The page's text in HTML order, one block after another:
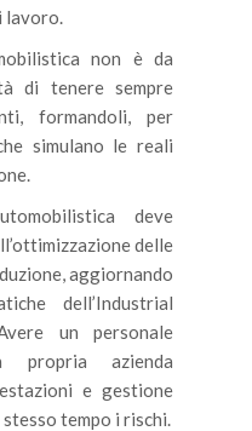
lavoro.
non è da
di tenere sempre
formandoli, per
simulano le reali
deve
delle
aggiornando
dell’Industrial
un personale
propria azienda
e gestione
tempo i rischi.